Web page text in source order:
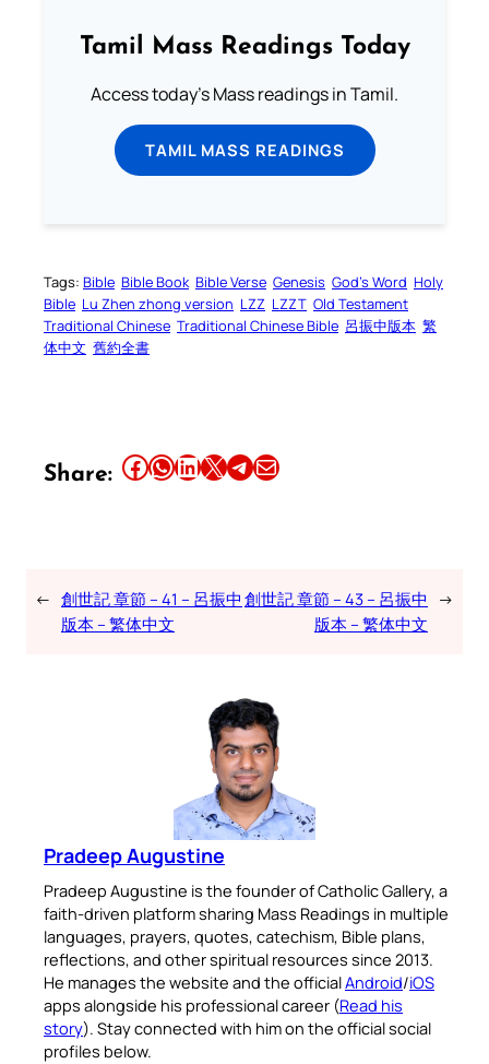
Tamil Mass Readings Today
Access today's Mass readings in Tamil.
TAMIL MASS READINGS
Tags: Bible Bible Book Bible Verse Genesis God’s Word Holy
Bible Lu Zhen zhong version LZZ LZZT Old Testament
Traditional Chinese Traditional Chinese Bible 呂振中版本 繁
体中文 舊約全書
Share: Share this article on Facebook Share this article on WhatsApp Share this article on LinkedIn Share this article on X Share this article on TelegramEmail this Article
← 創世記 章節 – 41 – 呂振中
版本 – 繁体中文
創世記 章節 – 43 – 呂振中
版本 – 繁体中文
→
Pradeep Augustine
Pradeep Augustine is the founder of Catholic Gallery, a
faith-driven platform sharing Mass Readings in multiple
languages, prayers, quotes, catechism, Bible plans,
reflections, and other spiritual resources since 2013.
He manages the website and the officialAndroid/iOS
apps alongside his professional career (Read his
story). Stay connected with him on the official social
profiles below.